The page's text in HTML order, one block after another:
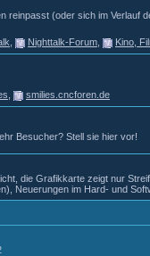
reinpasst (oder sich im Verlauf
Nighttalk-Forum Kino,
smilies.cncforen.de
Besucher? Stell sie hier vor!
die Grafikkarte zeigt nur
Neuerungen im Hard- und